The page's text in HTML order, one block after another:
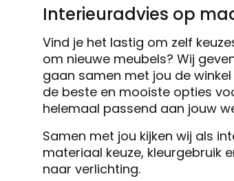
Interieuradvies op
Vind je het lastig om zelf
om nieuwe meubels? Wij
gaan samen met jou de
de beste en mooiste opties
helemaal passend aan jouw
Samen met jou kijken wij als
materiaal keuze, kleurgebruik
naar verlichting.